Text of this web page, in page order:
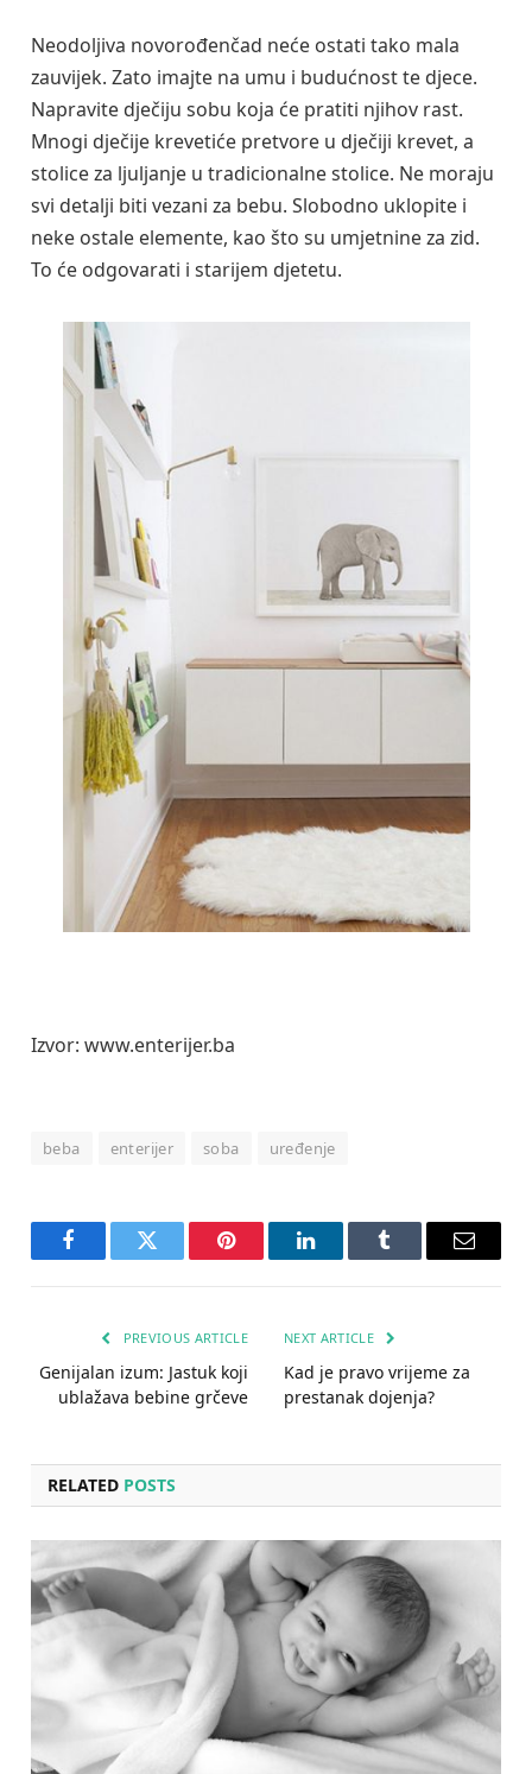
Neodoljiva novorođenčad neće ostati tako mala
zauvijek. Zato imajte na umu i budućnost te djece.
Napravite dječiju sobu koja će pratiti njihov rast.
Mnogi dječije krevetiće pretvore u dječiji krevet, a
stolice za ljuljanje u tradicionalne stolice. Ne moraju
svi detalji biti vezani za bebu. Slobodno uklopite i
neke ostale elemente, kao što su umjetnine za zid.
To će odgovarati i starijem djetetu.
Izvor: www.enterijer.ba
beba enterijer soba uređenje
FacebookTwitter Pinterest LinkedInTumblr Email
PREVIOUS ARTICLE
Genijalan izum: Jastuk koji
ublažava bebine grčeve
NEXT ARTICLE
Kad je pravo vrijeme za
prestanak dojenja?
RELATED POSTS